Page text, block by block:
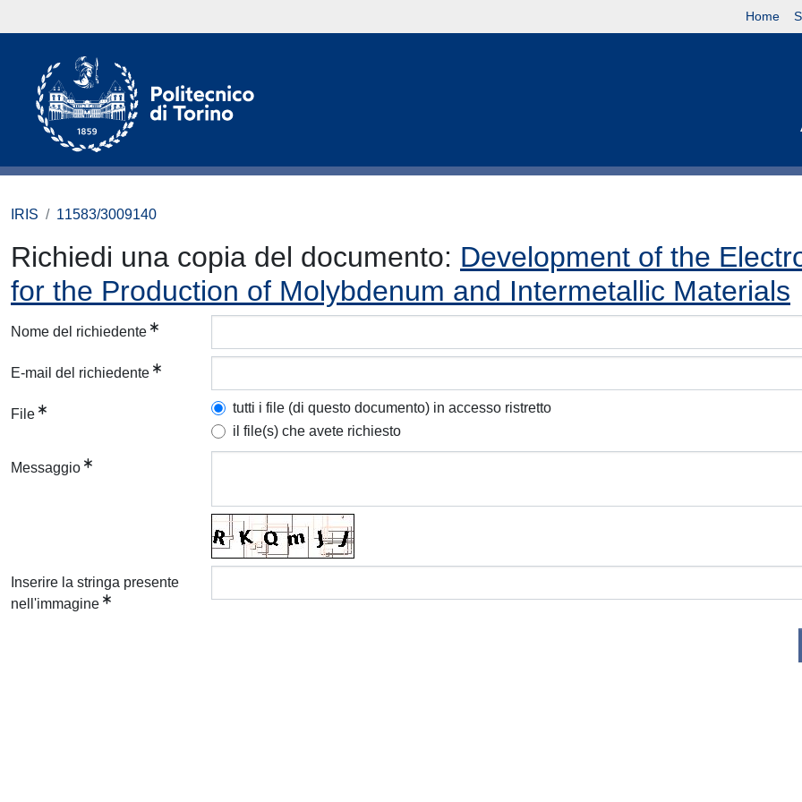
Home
IRIS 11583/3009140
Richiedi una copia del documento: Development of the
for the Production of Molybdenum and Intermetallic Materials
Nome del richiedente
E-mail del richiedente
File
tutti i file (di questo documento) in accesso ristretto
il file(s) che avete richiesto
Messaggio
Inserire la stringa presente
nell'immagine